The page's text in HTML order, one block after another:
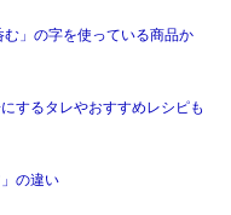
む」の字を使っている商品か
するタレやおすすめレシピも
の違い